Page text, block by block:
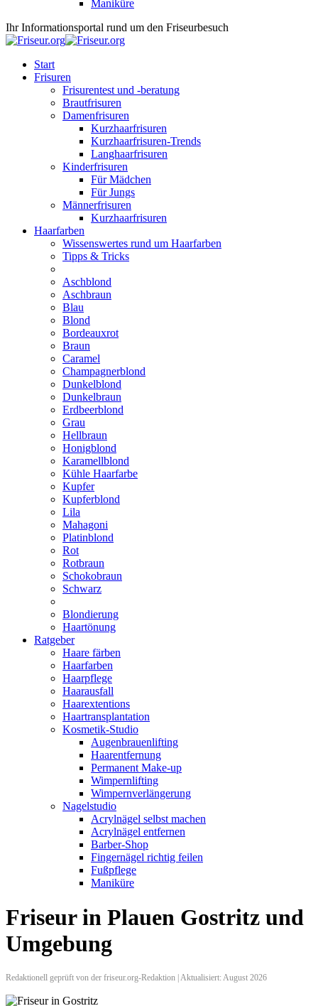
Maniküre
Ihr Informationsportal rund um den Friseurbesuch
Start
Frisuren
Frisurentest und -beratung
Brautfrisuren
Damenfrisuren
Kurzhaarfrisuren
Kurzhaarfrisuren-Trends
Langhaarfrisuren
Kinderfrisuren
Für Mädchen
Für Jungs
Männerfrisuren
Kurzhaarfrisuren
Haarfarben
Wissenswertes rund um Haarfarben
Tipps & Tricks
Aschblond
Aschbraun
Blau
Blond
Bordeauxrot
Braun
Caramel
Champagnerblond
Dunkelblond
Dunkelbraun
Erdbeerblond
Grau
Hellbraun
Honigblond
Karamellblond
Kühle Haarfarbe
Kupfer
Kupferblond
Lila
Mahagoni
Platinblond
Rot
Rotbraun
Schokobraun
Schwarz
Blondierung
Haartönung
Ratgeber
Haare färben
Haarfarben
Haarpflege
Haarausfall
Haarextentions
Haartransplantation
Kosmetik-Studio
Augenbrauenlifting
Haarentfernung
Permanent Make-up
Wimpernlifting
Wimpernverlängerung
Nagelstudio
Acrylnägel selbst machen
Acrylnägel entfernen
Barber-Shop
Fingernägel richtig feilen
Fußpflege
Maniküre
Friseur in Plauen Gostritz und
Umgebung
Redaktionell geprüft von der friseur.org-Redaktion | Aktualisiert: August 2026